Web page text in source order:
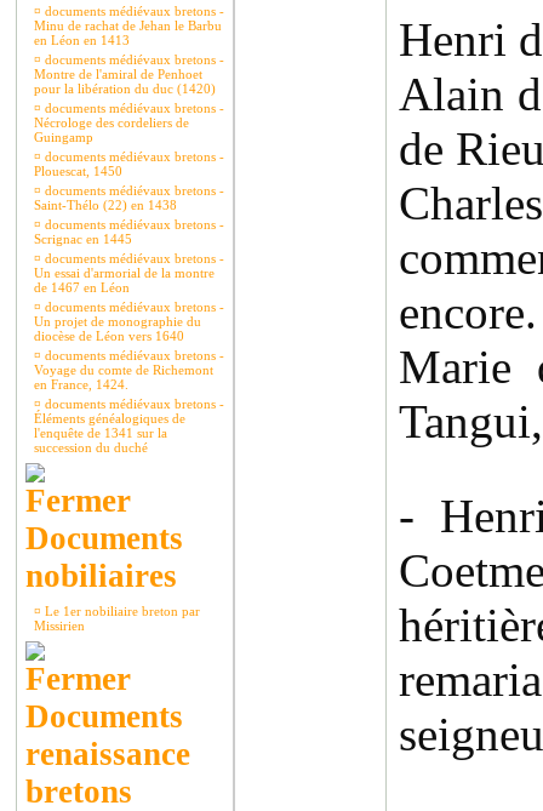
¤ documents médiévaux bretons -
Minu de rachat de Jehan le Barbu
en Léon en 1413
¤ documents médiévaux bretons -
Montre de l'amiral de Penhoet
pour la libération du duc (1420)
¤ documents médiévaux bretons -
Nécrologe des cordeliers de
Guingamp
¤ documents médiévaux bretons -
Plouescat, 1450
¤ documents médiévaux bretons -
Saint-Thélo (22) en 1438
¤ documents médiévaux bretons -
Scrignac en 1445
¤ documents médiévaux bretons -
Un essai d'armorial de la montre
de 1467 en Léon
¤ documents médiévaux bretons -
Un projet de monographie du
diocèse de Léon vers 1640
¤ documents médiévaux bretons -
Voyage du comte de Richemont
en France, 1424.
¤ documents médiévaux bretons -
Éléments généalogiques de
l'enquête de 1341 sur la
succession du duché
Documents
nobiliaires
¤ Le 1er nobiliaire breton par
Missirien
Documents
renaissance
bretons
Henri
Alain
de
encore.
Marie
-